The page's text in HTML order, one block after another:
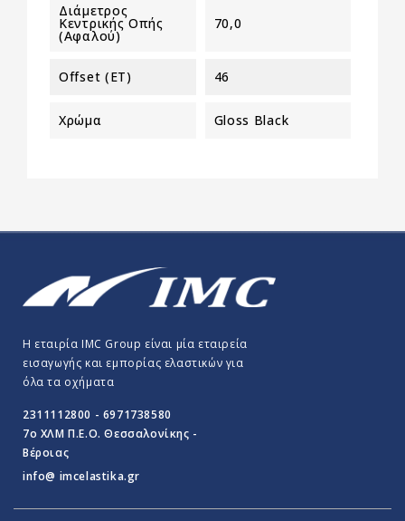
Διάμετρος
Κεντρικής Οπής
(αφαλού)
70,0
Offset (ET) 46
Χρώμα Gloss Black
Η εταιρία IMC Group είναι μία εταιρεία
εισαγωγής και εμπορίας ελαστικών για
όλα τα οχήματα
2311112800 - 6971738580
7o ΧΛΜ Π.E.O. Θεσσαλονίκης -
Βέροιας
info@ imcelastika.gr